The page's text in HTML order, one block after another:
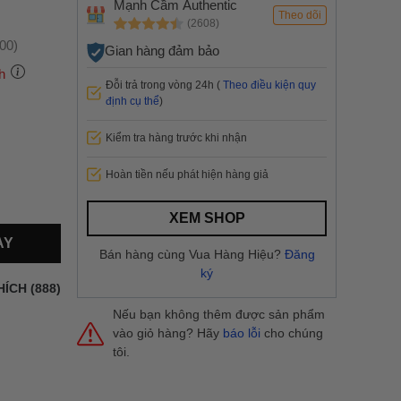
cầu
báo
tại
(888)
Mạnh Cầm Authentic
(2608)
Theo dõi
Gian hàng đảm bảo
Đỗi trả trong vòng 24h ( Theo điều kiện quy
định cụ thể)
Kiểm tra hàng trước khi nhận
Hoàn tiền nếu phát hiện hàng giả
XEM SHOP
Bán hàng cùng Vua Hàng Hiệu? Đăng
ký
Nếu bạn không thêm được sản phẩm
vào giỏ hàng? Hãy báo lỗi cho chúng
tôi.